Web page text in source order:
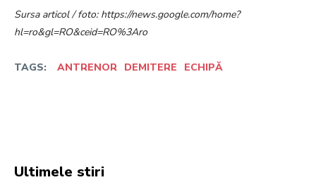
Sursa articol / foto: https://news.google.com/home?
hl=ro&gl=RO&ceid=RO%3Aro
TAGS: ANTRENOR DEMITERE ECHIPĂ
Ultimele stiri